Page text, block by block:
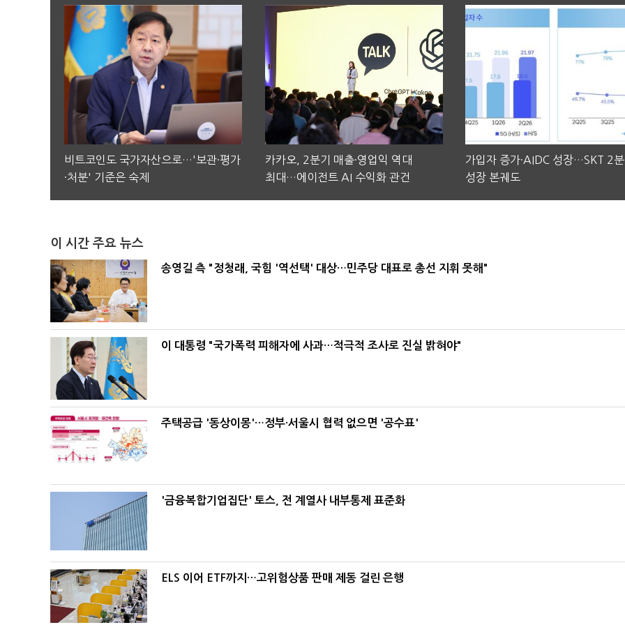
비트코인도 국가자산으로…'보관·평가
·처분' 기준은 숙제
카카오, 2분기 매출·영업익 역대
최대…에이전트 AI 수익화 관건
가입자 증가·AIDC 성장…SKT 2
성장 본궤도
이 시간 주요 뉴스
송영길 측 "정청래, 국힘 '역선택' 대상…민주당 대표로 총선 지휘 못해"
이 대통령 "국가폭력 피해자에 사과…적극적 조사로 진실 밝혀야"
주택공급 '동상이몽'…정부·서울시 협력 없으면 '공수표'
'금융복합기업집단' 토스, 전 계열사 내부통제 표준화
ELS 이어 ETF까지…고위험상품 판매 제동 걸린 은행